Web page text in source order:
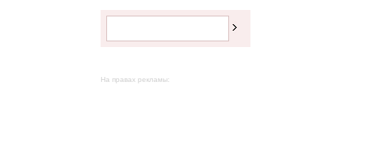
На правах рекламы: